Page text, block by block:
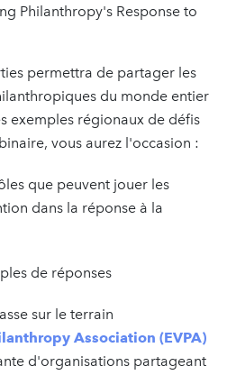
Philanthropy's Response to
permettra de partager les
du monde entier
exemples régionaux de défis
vous aurez l'occasion :
que peuvent jouer les
dans la réponse à la
de réponses
sur le terrain
Association (EVPA)
d'organisations partageant